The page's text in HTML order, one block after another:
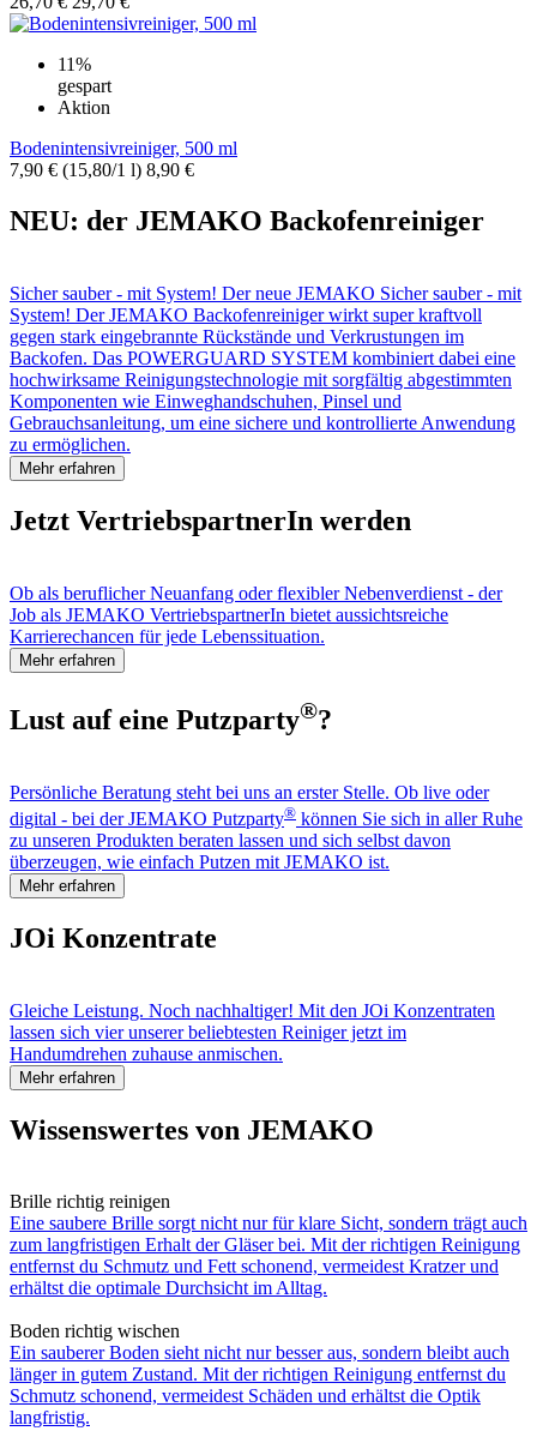
11%
gespart
Aktion
Bodenintensivreiniger, 500 ml
7,90 € (15,80/1 l) 8,90 €
NEU: der JEMAKO Backofenreiniger
Sicher sauber - mit System! Der neue JEMAKO Sicher sauber - mit
System! Der JEMAKO Backofenreiniger wirkt super kraftvoll
gegen stark eingebrannte Rückstände und Verkrustungen im
Backofen. Das POWERGUARD SYSTEM kombiniert dabei eine
hochwirksame Reinigungstechnologie mit sorgfältig abgestimmten
Komponenten wie Einweghandschuhen, Pinsel und
Gebrauchsanleitung, um eine sichere und kontrollierte Anwendung
zu ermöglichen.
Mehr erfahren
Jetzt VertriebspartnerIn werden
Ob als beruflicher Neuanfang oder flexibler Nebenverdienst - der
Job als JEMAKO VertriebspartnerIn bietet aussichtsreiche
Karrierechancen für jede Lebenssituation.
Mehr erfahren
Lust auf eine Putzparty®?
Persönliche Beratung steht bei uns an erster Stelle. Ob live oder
digital - bei der JEMAKO Putzparty® können Sie sich in aller Ruhe
zu unseren Produkten beraten lassen und sich selbst davon
überzeugen, wie einfach Putzen mit JEMAKO ist.
Mehr erfahren
JOi Konzentrate
Gleiche Leistung. Noch nachhaltiger! Mit den JOi Konzentraten
lassen sich vier unserer beliebtesten Reiniger jetzt im
Handumdrehen zuhause anmischen.
Mehr erfahren
Wissenswertes von JEMAKO
Brille richtig reinigen
Eine saubere Brille sorgt nicht nur für klare Sicht, sondern trägt auch
zum langfristigen Erhalt der Gläser bei. Mit der richtigen Reinigung
entfernst du Schmutz und Fett schonend, vermeidest Kratzer und
erhältst die optimale Durchsicht im Alltag.
Boden richtig wischen
Ein sauberer Boden sieht nicht nur besser aus, sondern bleibt auch
länger in gutem Zustand. Mit der richtigen Reinigung entfernst du
Schmutz schonend, vermeidest Schäden und erhältst die Optik
langfristig.